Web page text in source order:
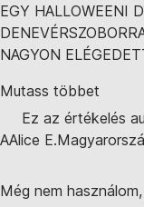
EGY HALLOWEENI
NAGYON
Mutass többet
Ez az értékelés
AAlice E.
Még nem